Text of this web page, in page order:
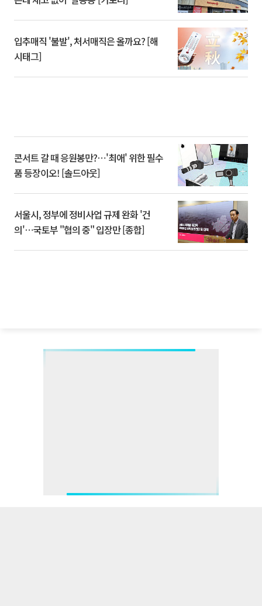
입추매직 '불발', 처서매직은 올까요? [해
시태그]
콘서트 갈 때 응원봉만?⋯'최애' 위한 필수
품 등장이오! [솔드아웃]
서울시, 정부에 정비사업 규제 완화 '건
의'⋯국토부 "협의 중" 입장만 [종합]